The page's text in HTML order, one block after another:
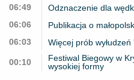
06:49
Odznaczenie dla
06:06
Publikacja o
06:03
Więcej prób
00:10
Festiwal Biegowy w
wysokiej formy